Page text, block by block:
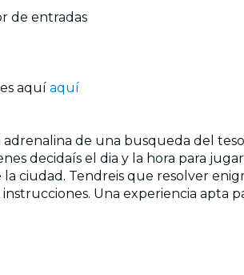
de entradas
aquí aquí
de una busqueda del
decidaís el dia y la hora para
ciudad. Tendreis que resolver
Una experiencia apta